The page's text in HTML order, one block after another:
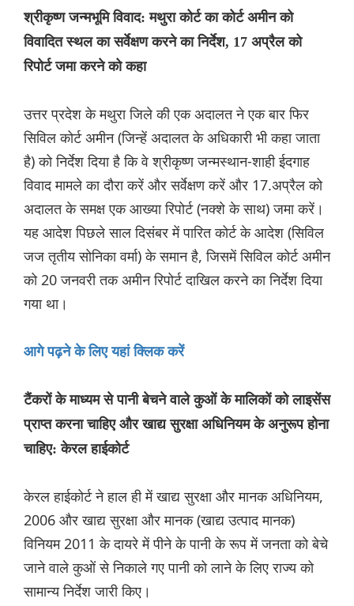
श्रीकृष्ण जन्मभूमि विवाद: मथुरा कोर्ट का कोर्ट अमीन को
विवादित स्थल का सर्वेक्षण करने का निर्देश, 17 अप्रैल को
रिपोर्ट जमा करने को कहा
उत्तर प्रदेश के मथुरा जिले की एक अदालत ने एक बार फिर
सिविल कोर्ट अमीन (जिन्हें अदालत के अधिकारी भी कहा जाता
है) को निर्देश दिया है कि वे श्रीकृष्ण जन्मस्थान-शाही ईदगाह
विवाद मामले का दौरा करें और सर्वेक्षण करें और 17.अप्रैल को
अदालत के समक्ष एक आख्या रिपोर्ट (नक्शे के साथ) जमा करें।
यह आदेश पिछले साल दिसंबर में पारित कोर्ट के आदेश (सिविल
जज तृतीय सोनिका वर्मा) के समान है, जिसमें सिविल कोर्ट अमीन
को 20 जनवरी तक अमीन रिपोर्ट दाखिल करने का निर्देश दिया
गया था।
आगे पढ़ने के लिए यहां क्लिक करें
टैंकरों के माध्यम से पानी बेचने वाले कुओं के मालिकों को लाइसेंस
प्राप्त करना चाहिए और खाद्य सुरक्षा अधिनियम के अनुरूप होना
चाहिए: केरल हाईकोर्ट
केरल हाईकोर्ट ने हाल ही में खाद्य सुरक्षा और मानक अधिनियम,
2006 और खाद्य सुरक्षा और मानक (खाद्य उत्पाद मानक)
विनियम 2011 के दायरे में पीने के पानी के रूप में जनता को बेचे
जाने वाले कुओं से निकाले गए पानी को लाने के लिए राज्य को
सामान्य निर्देश जारी किए।